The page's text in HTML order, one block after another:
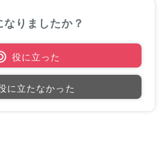
なりましたか？
役に立った
に立たなかった